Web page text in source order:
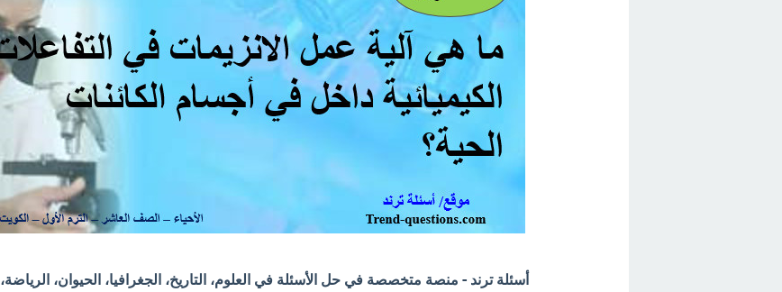
أسئلة ترند - منصة متخصصة في حل الأسئلة في العلوم، التاريخ، الجغرافيا، الحيوان، الرياضة،